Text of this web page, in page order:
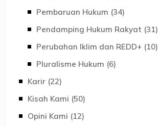
Pembaruan Hukum (34)
Pendamping Hukum Rakyat (31)
Perubahan Iklim dan REDD+ (10)
Pluralisme Hukum (6)
Karir (22)
Kisah Kami (50)
Opini Kami (12)